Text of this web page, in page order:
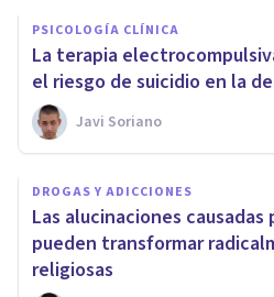
PSICOLOGÍA CLÍNICA
La terapia
el riesgo de suicidio en la
Javi Soriano
DROGAS Y ADICCIONES
Las alucinaciones causadas
pueden transformar
religiosas